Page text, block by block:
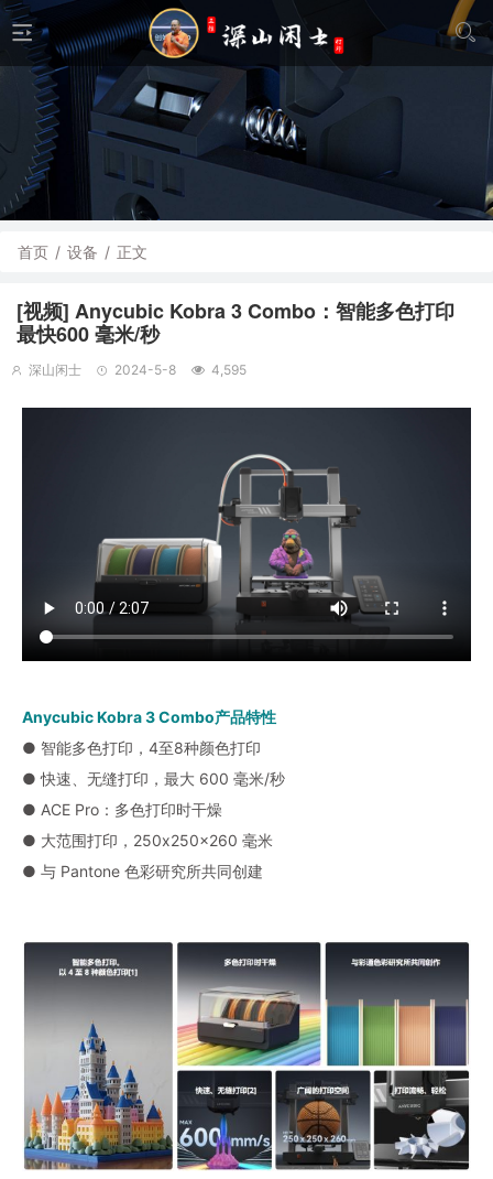
首页 / 设备 / 正文
[视频] Anycubic Kobra 3 Combo：智能多色打印
最快600 毫米/秒
深山闲士 2024-5-8 4,595
Anycubic Kobra 3 Combo产品特性
● 智能多色打印，4至8种颜色打印
● 快速、无缝打印，最大 600 毫米/秒
● ACE Pro：多色打印时干燥
● 大范围打印，250x250x260 毫米
● 与 Pantone 色彩研究所共同创建